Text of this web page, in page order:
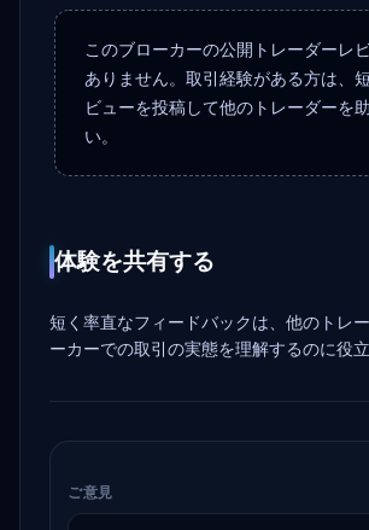
このブローカーの公開トレーダーレ
ありません。取引経験がある方は、
ビューを投稿して他のトレーダーを
い。
体験を共有する
短く率直なフィードバックは、他のトレ
ーカーでの取引の実態を理解するのに役立
ご意見